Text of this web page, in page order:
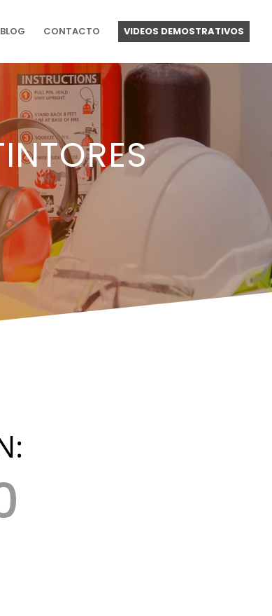
BLOG CONTACTO VIDEOS DEMOSTRATIVOS